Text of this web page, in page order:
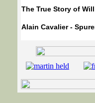
The True Story of
Alain Cavalier -